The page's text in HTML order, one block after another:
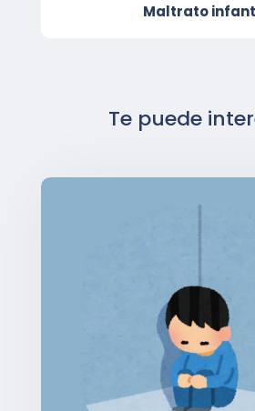
Maltrato
Te puede